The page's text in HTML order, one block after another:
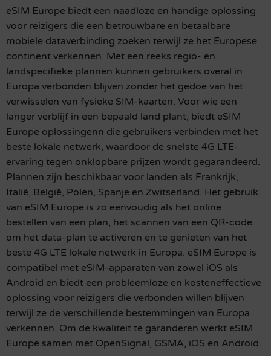
eSIM Europe biedt een naadloze en handige oplossing
voor reizigers die een betrouwbare en betaalbare
mobiele dataverbinding zoeken terwijl ze het Europese
continent verkennen. Met een reeks regio- en
landspecifieke plannen kunnen gebruikers overal in
Europa verbonden blijven zonder het gedoe van het
verwisselen van fysieke SIM-kaarten. Voor wie een
langer verblijf in een bepaald land plant, biedt eSIM
Europe oplossingenn die gebruikers verbinden met het
beste lokale netwerk, waardoor de snelste 4G LTE-
ervaring tegen onklopbare prijzen wordt gegarandeerd.
Plannen zijn beschikbaar voor landen als Frankrijk,
Italië, België, Polen, Spanje en Zwitserland. Het gebruik
van eSIM Europe is zo eenvoudig als het online
bestellen van een plan, het scannen van een QR-code
om het data-plan te activeren en te genieten van het
beste 4G LTE lokale netwerk in Europa. eSIM Europe is
compatibel met eSIM-apparaten van zowel iOS als
Android en biedt een probleemloze en kosteneffectieve
oplossing voor reizigers die verbonden willen blijven
terwijl ze de verschillende bestemmingen van Europa
verkennen. Om de kwaliteit te garanderen werkt eSIM
Europe samen met OpenSignal, GSMA, iOS en Android.